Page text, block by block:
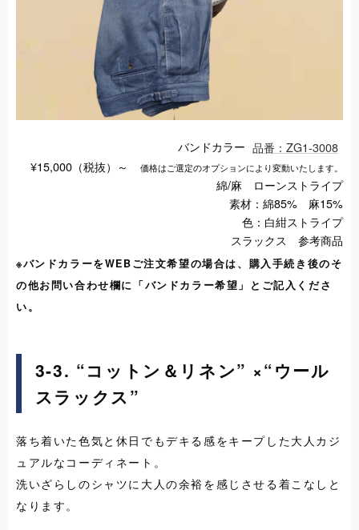
バンドカラー 品番：ZG1-3008
¥15,000（税抜）～
価格はご選定のオプションにより変動いたします。
綿/麻 ローンストライプ
素材：綿85% 麻15%
色：白紺ストライプ
スラックス 参考商品
※バンドカラーをWEBご注文希望の場合は、購入手続き後のそ
の他お問い合わせ欄に「バンドカラー希望」とご記入くださ
い。
3-3. “コットン＆リネン” ×“ウール
スラックス”
落ち着いた色気と休日でもデキる感をキープした大人カジ
ュアルなコーディネート。
洗いざらしのシャツに大人の余裕を感じさせる着こなしと
なります。